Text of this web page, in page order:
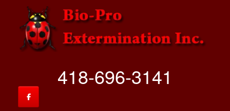
418-696-3141